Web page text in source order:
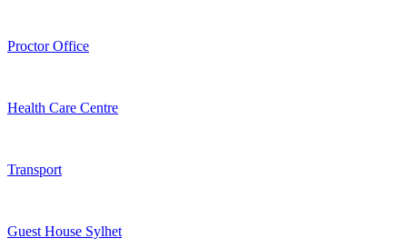
Proctor Office
Health Care Centre
Transport
Guest House Sylhet